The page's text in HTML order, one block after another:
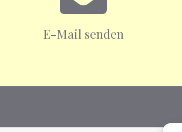
E-Mail senden